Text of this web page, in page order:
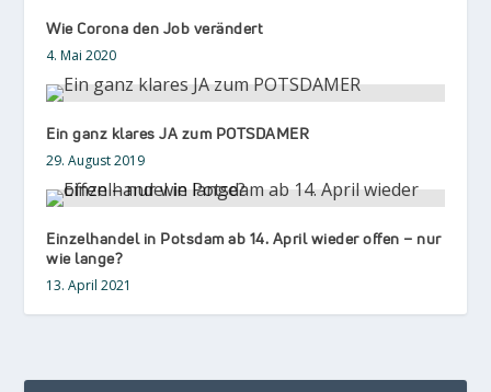
Wie Corona den Job verändert
4. Mai 2020
Ein ganz klares JA zum POTSDAMER
29. August 2019
Einzelhandel in Potsdam ab 14. April wieder offen – nur
wie lange?
13. April 2021